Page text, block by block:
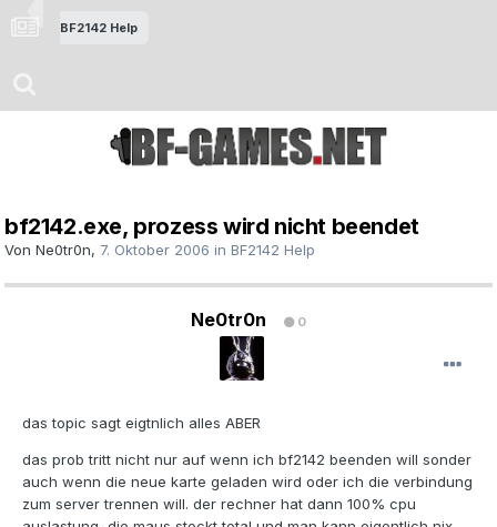
BF2142 Help
bf2142.exe, prozess wird nicht beendet
Von Ne0tr0n, 7. Oktober 2006 in BF2142 Help
Ne0tr0n 0
das topic sagt eigtnlich alles ABER
das prob tritt nicht nur auf wenn ich bf2142 beenden will sonder
auch wenn die neue karte geladen wird oder ich die verbindung
zum server trennen will. der rechner hat dann 100% cpu